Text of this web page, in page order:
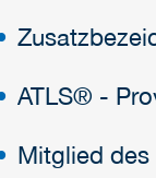
ATLS® -
Mitglied des